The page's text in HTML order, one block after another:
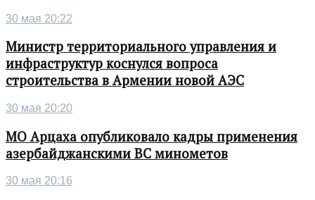
30 мая 20:22
Министр территориального управления и
инфраструктур коснулся вопроса
строительства в Армении новой АЭС
30 мая 20:20
МО Арцаха опубликовало кадры применения
азербайджанскими ВС минометов
30 мая 20:16